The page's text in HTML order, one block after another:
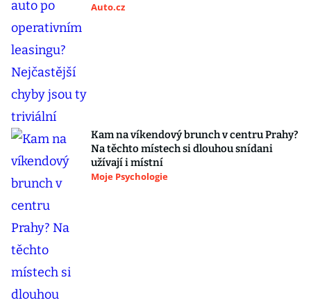
Auto.cz
Kam na víkendový brunch v centru Prahy?
Na těchto místech si dlouhou snídani
užívají i místní
Moje Psychologie